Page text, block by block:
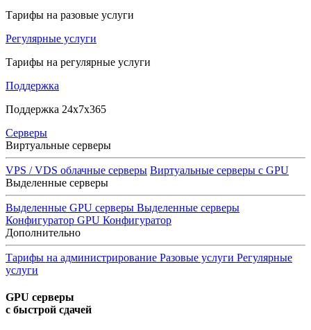
Тарифы на разовые услуги
Регулярные услуги
Тарифы на регулярные услуги
Поддержка
Поддержка 24x7x365
Серверы
Виртуальные серверы
VPS / VDS облачные серверы Виртуальные серверы с GPU
Выделенные серверы
Выделенные GPU серверы Выделенные серверы
Конфигуратор GPU Конфигуратор
Дополнительно
Тарифы на администрирование Разовые услуги Регулярные
услуги
GPU серверы
с быстрой сдачей